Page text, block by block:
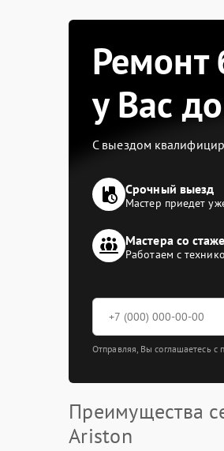
Ремонт
у Вас
С выездом
Срочный выезд
Мастер приедет
Мастера со
Работаем с
Отправляя, Вы соглашаетесь
Преимущества
Ariston